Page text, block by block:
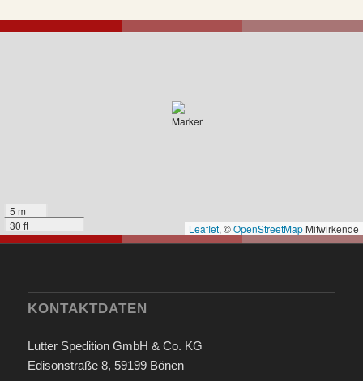
5 m
30 ft
Leaflet, ©OpenStreetMap Mitwirkende
KONTAKTDATEN
Lutter Spedition GmbH & Co. KG
Edisonstraße 8, 59199 Bönen